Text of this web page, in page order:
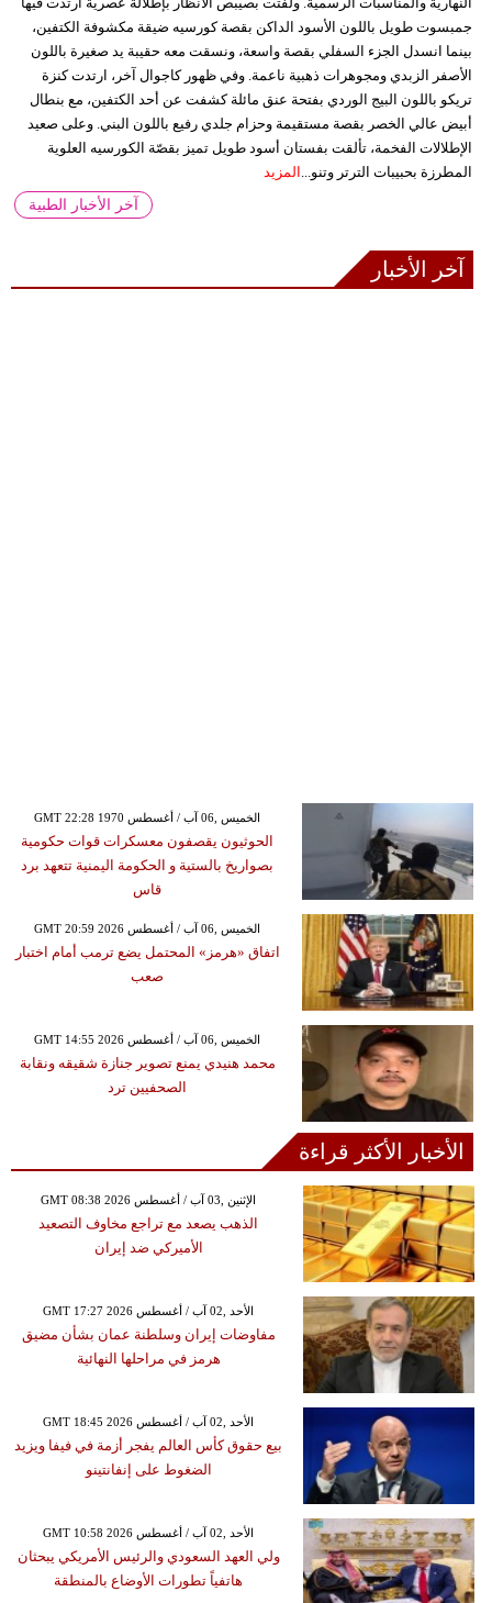
جمبسوت طويل باللون الأسود الداكن بقصة كورسيه ضيقة مكشوفة الكتفين،
بينما انسدل الجزء السفلي بقصة واسعة، ونسقت معه حقيبة يد صغيرة باللون
الأصفر الزبدي ومجوهرات ذهبية ناعمة. وفي ظهور كاجوال آخر، ارتدت كنزة
تريكو باللون البيج الوردي بفتحة عنق مائلة كشفت عن أحد الكتفين، مع بنطال
أبيض عالي الخصر بقصة مستقيمة وحزام جلدي رفيع باللون البني. وعلى صعيد
الإطلالات الفخمة، تألقت بفستان أسود طويل تميز بقصّة الكورسيه العلوية
المطرزة بحبيبات الترتر وتنو... المزيد
آخر الأخبار الطبية
آخر الأخبار
GMT 22:28 1970 الخميس ,06 آب / أغسطس
الحوثيون يقصفون معسكرات قوات حكومية
بصواريخ بالستية و الحكومة اليمنية تتعهد برد
قاس
GMT 20:59 2026 الخميس ,06 آب / أغسطس
اتفاق «هرمز» المحتمل يضع ترمب أمام اختبار
صعب
GMT 14:55 2026 الخميس ,06 آب / أغسطس
محمد هنيدي يمنع تصوير جنازة شقيقه ونقابة
الصحفيين ترد
الأخبار الأكثر قراءة
GMT 08:38 2026 الإثنين ,03 آب / أغسطس
الذهب يصعد مع تراجع مخاوف التصعيد
الأميركي ضد إيران
GMT 17:27 2026 الأحد ,02 آب / أغسطس
مفاوضات إيران وسلطنة عمان بشأن مضيق
هرمز في مراحلها النهائية
GMT 18:45 2026 الأحد ,02 آب / أغسطس
بيع حقوق كأس العالم يفجر أزمة في فيفا ويزيد
الضغوط على إنفانتينو
GMT 10:58 2026 الأحد ,02 آب / أغسطس
ولي العهد السعودي والرئيس الأمريكي يبحثان
هاتفياً تطورات الأوضاع بالمنطقة